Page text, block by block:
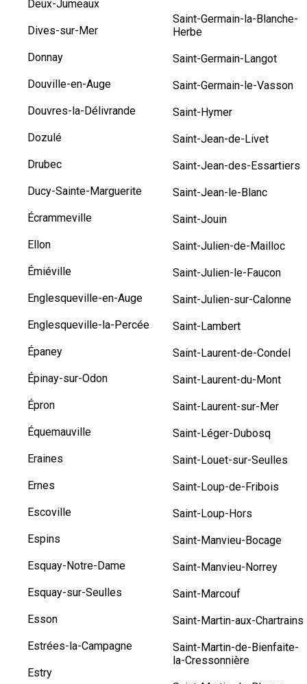
Deux-Jumeaux
Dives-sur-Mer
Donnay
Douville-en-Auge
Douvres-la-Délivrande
Dozulé
Drubec
Ducy-Sainte-Marguerite
Écrammeville
Ellon
Émiéville
Englesqueville-en-Auge
Englesqueville-la-Percée
Épaney
Épinay-sur-Odon
Épron
Équemauville
Eraines
Ernes
Escoville
Espins
Esquay-Notre-Dame
Esquay-sur-Seulles
Esson
Estrées-la-Campagne
Estry
Saint-Germain-la-Blanche-
Herbe
Saint-Germain-Langot
Saint-Germain-le-Vasson
Saint-Hymer
Saint-Jean-de-Livet
Saint-Jean-des-Essartiers
Saint-Jean-le-Blanc
Saint-Jouin
Saint-Julien-de-Mailloc
Saint-Julien-le-Faucon
Saint-Julien-sur-Calonne
Saint-Lambert
Saint-Laurent-de-Condel
Saint-Laurent-du-Mont
Saint-Laurent-sur-Mer
Saint-Léger-Dubosq
Saint-Louet-sur-Seulles
Saint-Loup-de-Fribois
Saint-Loup-Hors
Saint-Manvieu-Bocage
Saint-Manvieu-Norrey
Saint-Marcouf
Saint-Martin-aux-Chartrains
Saint-Martin-de-Bienfaite-
la-Cressonnière